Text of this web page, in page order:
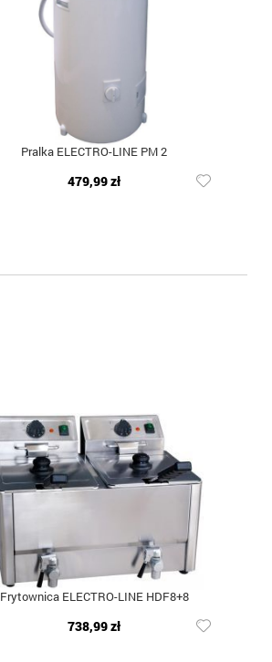
Pralka ELECTRO-LINE PM 2
479,99 zł
Frytownica ELECTRO-LINE HDF8+8
738,99 zł